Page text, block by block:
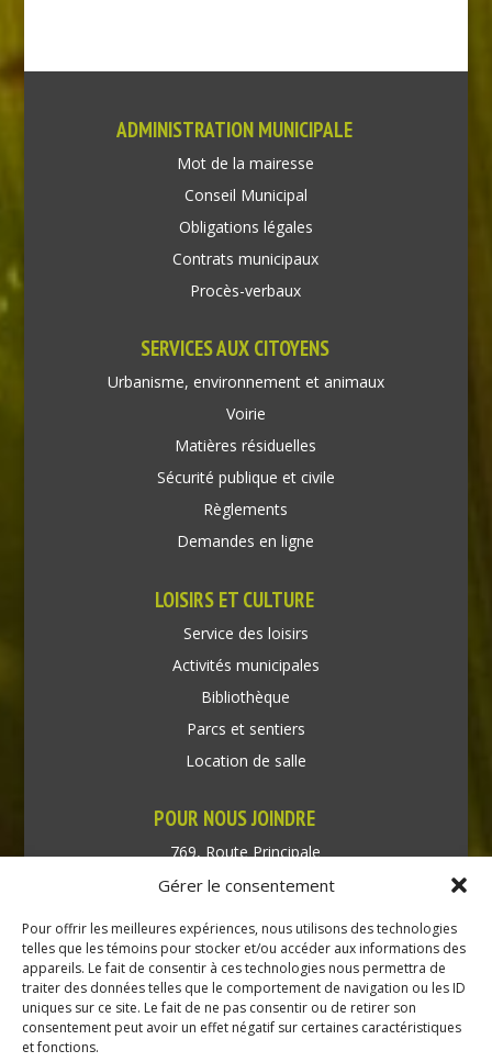
Gérer le consentement
Pour offrir les meilleures expériences, nous utilisons des technologies
telles que les témoins pour stocker et/ou accéder aux informations des
appareils. Le fait de consentir à ces technologies nous permettra de
traiter des données telles que le comportement de navigation ou les ID
uniques sur ce site. Le fait de ne pas consentir ou de retirer son
consentement peut avoir un effet négatif sur certaines caractéristiques
et fonctions.
ADMINISTRATION MUNICIPALE
Mot de la mairesse
Conseil Municipal
Obligations légales
Contrats municipaux
Procès-verbaux
SERVICES AUX CITOYENS
Urbanisme, environnement et animaux
Voirie
Matières résiduelles
Sécurité publique et civile
Règlements
Demandes en ligne
LOISIRS ET CULTURE
Service des loisirs
Activités municipales
Bibliothèque
Parcs et sentiers
Location de salle
POUR NOUS JOINDRE
769, Route Principale
Très-Saint-Rédempteur
Téléphone : (450) 451-5203
Direction générale :
dir@tressaintredempteur.ca